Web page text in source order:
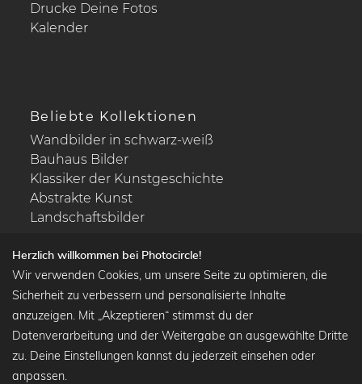
Drucke Deine Fotos
Kalender
Beliebte Kollektionen
Wandbilder in schwarz-weiß
Bauhaus Bilder
Klassiker der Kunstgeschichte
Abstrakte Kunst
Landschaftsbilder
Lass uns Freunde werden
Herzlich willkommen bei Photocircle!
Wir verwenden Cookies, um unsere Seite zu optimieren, die
Sicherheit zu verbessern und personalisierte Inhalte
anzuzeigen. Mit „Akzeptieren“ stimmst du der
Datenverarbeitung und der Weitergabe an ausgewählte Dritte
zu. Deine Einstellungen kannst du jederzeit einsehen oder
anpassen.